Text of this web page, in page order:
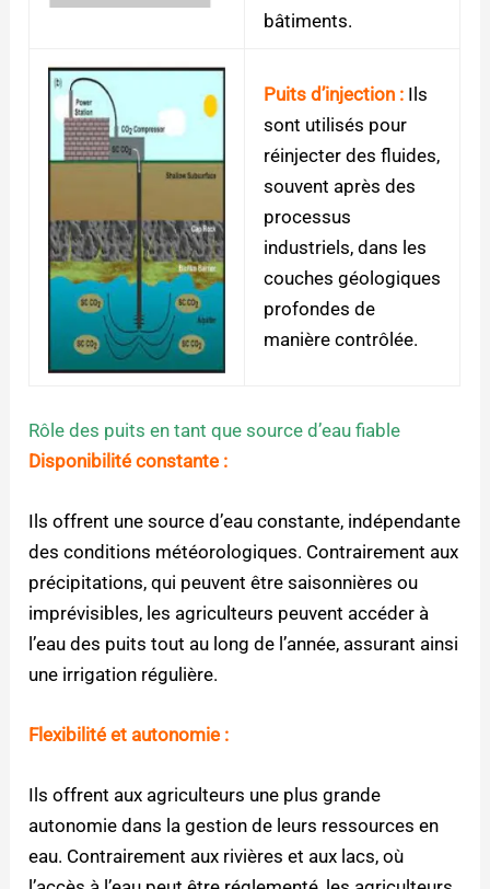
bâtiments.
Puits d’injection : Ils
sont utilisés pour
réinjecter des fluides,
souvent après des
processus
industriels, dans les
couches géologiques
profondes de
manière contrôlée.
Rôle des puits en tant que source d’eau fiable
Disponibilité constante :
Ils offrent une source d’eau constante, indépendante
des conditions météorologiques. Contrairement aux
précipitations, qui peuvent être saisonnières ou
imprévisibles, les agriculteurs peuvent accéder à
l’eau des puits tout au long de l’année, assurant ainsi
une irrigation régulière.
Flexibilité et autonomie :
Ils offrent aux agriculteurs une plus grande
autonomie dans la gestion de leurs ressources en
eau. Contrairement aux rivières et aux lacs, où